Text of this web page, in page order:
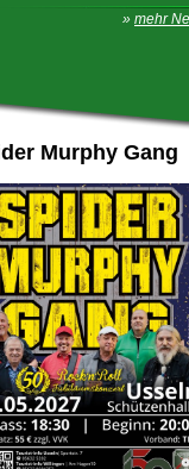
Murphy Gang
» mehr